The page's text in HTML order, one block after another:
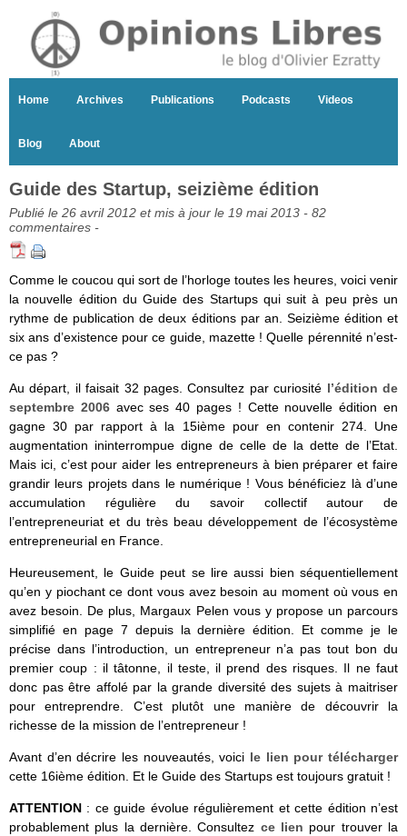
Home Archives Publications Podcasts Videos
Blog About
Guide des Startup, seizième édition
Publié le 26 avril 2012 et mis à jour le 19 mai 2013 - 82
commentaires -
Comme le coucou qui sort de l’horloge toutes les heures, voici venir
la nouvelle édition du Guide des Startups qui suit à peu près un
rythme de publication de deux éditions par an. Seizième édition et
six ans d’existence pour ce guide, mazette ! Quelle pérennité n’est-
ce pas ?
Au départ, il faisait 32 pages. Consultez par curiosité l’édition de
septembre 2006avec ses 40 pages ! Cette nouvelle édition en
gagne 30 par rapport à la 15ième pour en contenir 274. Une
augmentation ininterrompue digne de celle de la dette de l’Etat.
Mais ici, c’est pour aider les entrepreneurs à bien préparer et faire
grandir leurs projets dans le numérique ! Vous bénéficiez là d’une
accumulation régulière du savoir collectif autour de
l’entrepreneuriat et du très beau développement de l’écosystème
entrepreneurial en France.
Heureusement, le Guide peut se lire aussi bien séquentiellement
qu’en y piochant ce dont vous avez besoin au moment où vous en
avez besoin. De plus, Margaux Pelen vous y propose un parcours
simplifié en page 7 depuis la dernière édition. Et comme je le
précise dans l’introduction, un entrepreneur n’a pas tout bon du
premier coup : il tâtonne, il teste, il prend des risques. Il ne faut
donc pas être affolé par la grande diversité des sujets à maitriser
pour entreprendre. C’est plutôt une manière de découvrir la
richesse de la mission de l’entrepreneur !
Avant d’en décrire les nouveautés, voici le lien pour télécharger
cette 16ième édition. Et le Guide des Startups est toujours gratuit !
ATTENTION : ce guide évolue régulièrement et cette édition n’est
probablement plus la dernière. Consultez ce lien pour trouver la